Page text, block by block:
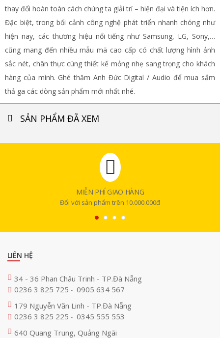
thay đổi hoàn toàn cách chúng ta giải trí – hiện đại và tiện ích hơn.
Đặc biệt, trong bối cảnh công nghệ phát triển nhanh chóng như
hiện nay, các thương hiệu nổi tiếng như Samsung, LG, Sony,…
cũng mang đến nhiều mẫu mã cao cấp có chất lượng hình ảnh
sắc nét, chân thực cùng thiết kế mỏng nhẹ sang trọng cho khách
hàng của mình. Ghé thăm Anh Đức Digital / Audio để mua sắm
thả ga các dòng sản phẩm mới nhất nhé.
SẢN PHẨM ĐÃ XEM
MIỄN PHÍ GIAO HÀNG
Đối với sản phẩm trên 10.000.000đ
LIÊN HỆ
34 - 36 Phan Châu Trinh - TP.Đà Nẵng
0236 3 825 725 - 0905 634 567
179 Nguyễn Văn Linh - TP.Đà Nẵng
0236 3 825 225 - 0345 555 553
640 Quang Trung, Quảng Ngãi